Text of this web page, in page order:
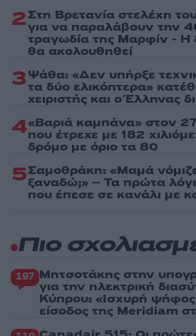
2Στη Βρετανία στελέχη
για να παραλάβουν την
τραγωδία της Μαρφίν - Η
θα ακολουθηθεί
3Ψάθα: «Δεν υπήρξε
τα δύο ελικόπτερα»
χειριστής και ο Έλληνας
4«Βαριά καμπάνα» στον
που έτρεχε με 182
δρόμο με όριο τα 80
5Σαμοθράκη: «Μαμά
ξαναδώ;» – Τα πρώτα
που έπεσε σε κανάλι με
Πιο
197 Μητσοτάκης στην
για την ηλεκτρική
Κύπρου: «Ισχυρή
είσοδος της Meridiam